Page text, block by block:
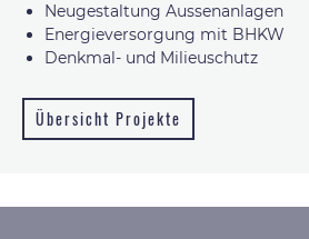
Neugestaltung Aussenanlagen
Energieversorgung mit BHKW
Denkmal- und Milieuschutz
Übersicht Projekte